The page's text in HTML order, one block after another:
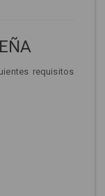
requisitos